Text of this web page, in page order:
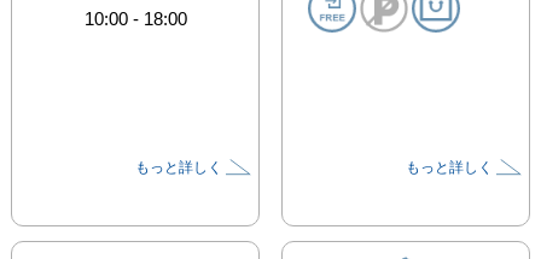
10:00- 18:00
もっと詳しく もっと詳しく